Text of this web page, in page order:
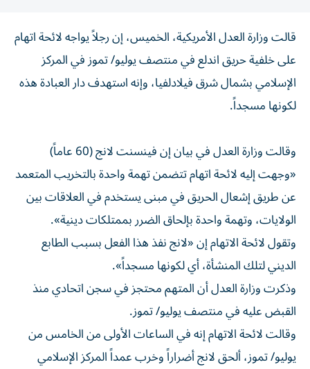
قالت وزارة العدل الأمريكية، الخميس، إن رجلاً يواجه لائحة اتهام
على خلفية ‌حريق اندلع في منتصف يوليو/ تموز في المركز
الإسلامي ​بشمال ⁠شرق فيلادلفيا، وإنه استهدف دار العبادة ‌هذه
لكونها مسجداً.
وقالت وزارة العدل في بيان إن فينسنت لانج (60 عاماً)
«وجهت إليه لائحة اتهام تتضمن تهمة واحدة بالتخريب ‌المتعمد
عن طريق إشعال الحريق في مبنى يستخدم في ⁠العلاقات بين
الولايات، وتهمة واحدة بإلحاق الضرر بممتلكات دينية».
وتقول لائحة الاتهام إن «لانج نفذ هذا الفعل بسبب الطابع
الديني لتلك المنشأة، أي لكونها مسجداً».
وذكرت وزارة العدل أن المتهم محتجز في ​سجن اتحادي منذ
القبض عليه في منتصف يوليو/ ‌تموز.
وقالت لائحة الاتهام إنه في الساعات الأولى من الخامس من
يوليو/ تموز، ألحق لانج أضراراً ⁠وخرب عمداً المركز الإسلامي